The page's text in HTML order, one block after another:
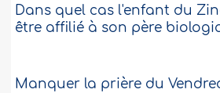
Dans quel cas l'enfant du
être affilié à son père
Manquer la prière du